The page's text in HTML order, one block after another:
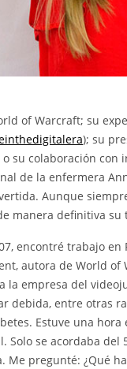
of Warcraft; su
); su
su colaboración
de la enfermera
Aunque
manera definitiva
encontré trabajo
autora de World
la empresa del
debida, entre otras
Estuve una
Solo se acordaba
Me pregunté: ¿Qué